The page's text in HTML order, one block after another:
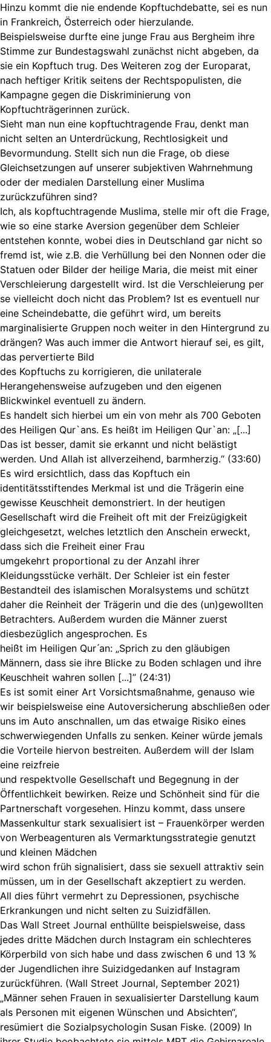
Hinzu kommt die nie endende Kopftuchdebatte, sei es nun
in Frankreich, Österreich oder hierzulande.
Beispielsweise durfte eine junge Frau aus Bergheim ihre
Stimme zur Bundestagswahl zunächst nicht abgeben, da
sie ein Kopftuch trug. Des Weiteren zog der Europarat,
nach heftiger Kritik seitens der Rechtspopulisten, die
Kampagne gegen die Diskriminierung von
Kopftuchträgerinnen zurück.
Sieht man nun eine kopftuchtragende Frau, denkt man
nicht selten an Unterdrückung, Rechtlosigkeit und
Bevormundung. Stellt sich nun die Frage, ob diese
Gleichsetzungen auf unserer subjektiven Wahrnehmung
oder der medialen Darstellung einer Muslima
zurückzuführen sind?
Ich, als kopftuchtragende Muslima, stelle mir oft die Frage,
wie so eine starke Aversion gegenüber dem Schleier
entstehen konnte, wobei dies in Deutschland gar nicht so
fremd ist, wie z.B. die Verhüllung bei den Nonnen oder die
Statuen oder Bilder der heilige Maria, die meist mit einer
Verschleierung dargestellt wird. Ist die Verschleierung per
se vielleicht doch nicht das Problem? Ist es eventuell nur
eine Scheindebatte, die geführt wird, um bereits
marginalisierte Gruppen noch weiter in den Hintergrund zu
drängen? Was auch immer die Antwort hierauf sei, es gilt,
das pervertierte Bild
des Kopftuchs zu korrigieren, die unilaterale
Herangehensweise aufzugeben und den eigenen
Blickwinkel eventuell zu ändern.
Es handelt sich hierbei um ein von mehr als 700 Geboten
des Heiligen Qur`ans. Es heißt im Heiligen Qur`an: „[...]
Das ist besser, damit sie erkannt und nicht belästigt
werden. Und Allah ist allverzeihend, barmherzig.“ (33:60)
Es wird ersichtlich, dass das Kopftuch ein
identitätsstiftendes Merkmal ist und die Trägerin eine
gewisse Keuschheit demonstriert. In der heutigen
Gesellschaft wird die Freiheit oft mit der Freizügigkeit
gleichgesetzt, welches letztlich den Anschein erweckt,
dass sich die Freiheit einer Frau
umgekehrt proportional zu der Anzahl ihrer
Kleidungsstücke verhält. Der Schleier ist ein fester
Bestandteil des islamischen Moralsystems und schützt
daher die Reinheit der Trägerin und die des (un)gewollten
Betrachters. Außerdem wurden die Männer zuerst
diesbezüglich angesprochen. Es
heißt im Heiligen Qur ́an: „Sprich zu den gläubigen
Männern, dass sie ihre Blicke zu Boden schlagen und ihre
Keuschheit wahren sollen [...]” (24:31)
Es ist somit einer Art Vorsichtsmaßnahme, genauso wie
wir beispielsweise eine Autoversicherung abschließen oder
uns im Auto anschnallen, um das etwaige Risiko eines
schwerwiegenden Unfalls zu senken. Keiner würde jemals
die Vorteile hiervon bestreiten. Außerdem will der Islam
eine reizfreie
und respektvolle Gesellschaft und Begegnung in der
Öffentlichkeit bewirken. Reize und Schönheit sind für die
Partnerschaft vorgesehen. Hinzu kommt, dass unsere
Massenkultur stark sexualisiert ist – Frauenkörper werden
von Werbeagenturen als Vermarktungsstrategie genutzt
und kleinen Mädchen
wird schon früh signalisiert, dass sie sexuell attraktiv sein
müssen, um in der Gesellschaft akzeptiert zu werden.
All dies führt vermehrt zu Depressionen, psychische
Erkrankungen und nicht selten zu Suizidfällen.
Das Wall Street Journal enthüllte beispielsweise, dass
jedes dritte Mädchen durch Instagram ein schlechteres
Körperbild von sich habe und dass zwischen 6 und 13 %
der Jugendlichen ihre Suizidgedanken auf Instagram
zurückführen. (Wall Street Journal, September 2021)
„Männer sehen Frauen in sexualisierter Darstellung kaum
als Personen mit eigenen Wünschen und Absichten“,
resümiert die Sozialpsychologin Susan Fiske. (2009) In